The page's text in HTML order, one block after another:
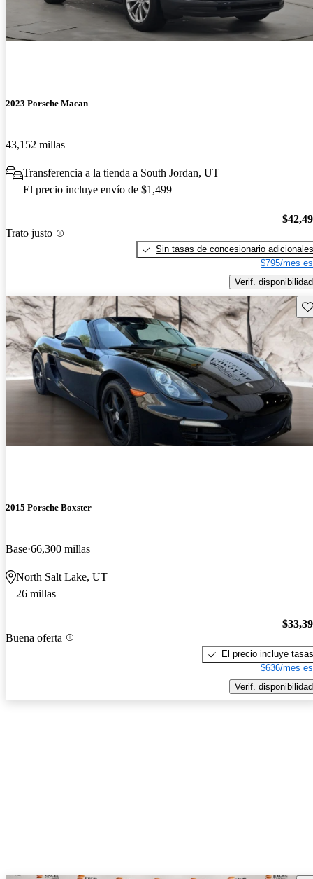
2023 Porsche Macan
43,152 millas
Transferencia a la tienda a South Jordan, UT
El precio incluye envío de $1,499
Trato justo
Sin tasas de concesionario adicionales
$795/mes
Verif. disponibilidad
2015 Porsche Boxster
Base 66,300 millas
North Salt Lake, UT
26 millas
Buena oferta
El precio incluye tasas
$636/mes
Verif. disponibilidad